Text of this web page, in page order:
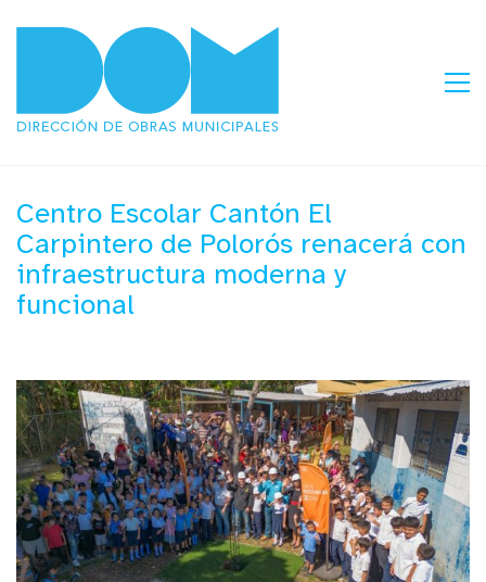
Centro Escolar Cantón El
Carpintero de Polorós renacerá con
infraestructura moderna y
funcional